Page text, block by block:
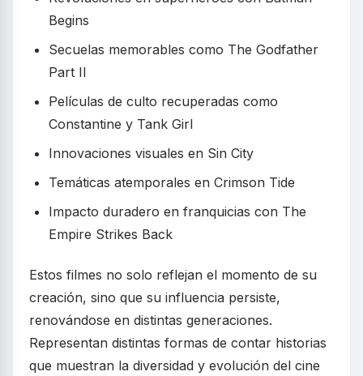
Begins
Secuelas memorables como The Godfather
Part II
Películas de culto recuperadas como
Constantine y Tank Girl
Innovaciones visuales en Sin City
Temáticas atemporales en Crimson Tide
Impacto duradero en franquicias con The
Empire Strikes Back
Estos filmes no solo reflejan el momento de su
creación, sino que su influencia persiste,
renovándose en distintas generaciones.
Representan distintas formas de contar historias
que muestran la diversidad y evolución del cine